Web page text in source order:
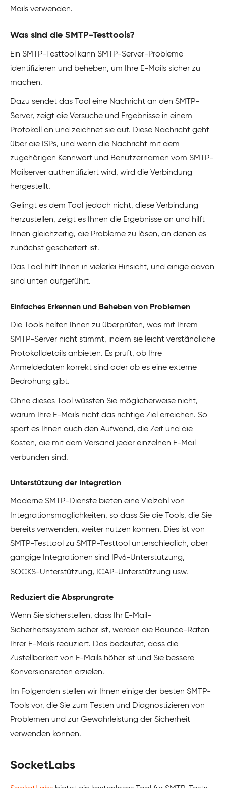
Mails verwenden.
Was sind die SMTP-Testtools?
Ein SMTP-Testtool kann SMTP-Server-Probleme
identifizieren und beheben, um Ihre E-Mails sicher zu
machen.
Dazu sendet das Tool eine Nachricht an den SMTP-
Server, zeigt die Versuche und Ergebnisse in einem
Protokoll an und zeichnet sie auf. Diese Nachricht geht
über die ISPs, und wenn die Nachricht mit dem
zugehörigen Kennwort und Benutzernamen vom SMTP-
Mailserver authentifiziert wird, wird die Verbindung
hergestellt.
Gelingt es dem Tool jedoch nicht, diese Verbindung
herzustellen, zeigt es Ihnen die Ergebnisse an und hilft
Ihnen gleichzeitig, die Probleme zu lösen, an denen es
zunächst gescheitert ist.
Das Tool hilft Ihnen in vielerlei Hinsicht, und einige davon
sind unten aufgeführt.
Einfaches Erkennen und Beheben von Problemen
Die Tools helfen Ihnen zu überprüfen, was mit Ihrem
SMTP-Server nicht stimmt, indem sie leicht verständliche
Protokolldetails anbieten. Es prüft, ob Ihre
Anmeldedaten korrekt sind oder ob es eine externe
Bedrohung gibt.
Ohne dieses Tool wüssten Sie möglicherweise nicht,
warum Ihre E-Mails nicht das richtige Ziel erreichen. So
spart es Ihnen auch den Aufwand, die Zeit und die
Kosten, die mit dem Versand jeder einzelnen E-Mail
verbunden sind.
Unterstützung der Integration
Moderne SMTP-Dienste bieten eine Vielzahl von
Integrationsmöglichkeiten, so dass Sie die Tools, die Sie
bereits verwenden, weiter nutzen können. Dies ist von
SMTP-Testtool zu SMTP-Testtool unterschiedlich, aber
gängige Integrationen sind IPv6-Unterstützung,
SOCKS-Unterstützung, ICAP-Unterstützung usw.
Reduziert die Absprungrate
Wenn Sie sicherstellen, dass Ihr E-Mail-
Sicherheitssystem sicher ist, werden die Bounce-Raten
Ihrer E-Mails reduziert. Das bedeutet, dass die
Zustellbarkeit von E-Mails höher ist und Sie bessere
Konversionsraten erzielen.
Im Folgenden stellen wir Ihnen einige der besten SMTP-
Tools vor, die Sie zum Testen und Diagnostizieren von
Problemen und zur Gewährleistung der Sicherheit
verwenden können.
SocketLabs